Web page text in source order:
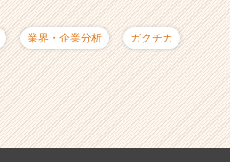
業界・企業分析 ガクチカ